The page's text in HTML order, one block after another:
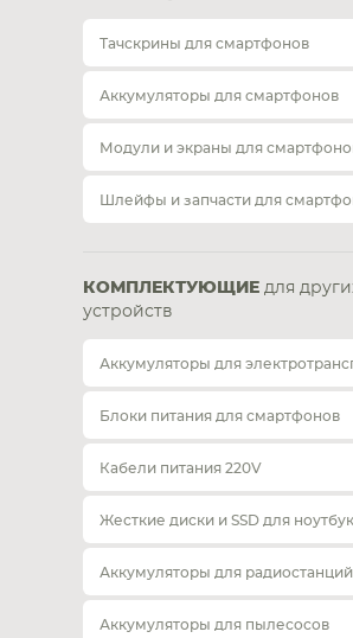
Тачскрины для смартфонов
Аккумуляторы для смартфонов
Модули и экраны для
Шлейфы и запчасти для
КОМПЛЕКТУЮЩИЕ для
устройств
Аккумуляторы для
Блоки питания для смартфонов
Кабели питания 220V
Жесткие диски и SSD для
Аккумуляторы для радиостанций
Аккумуляторы для пылесосов